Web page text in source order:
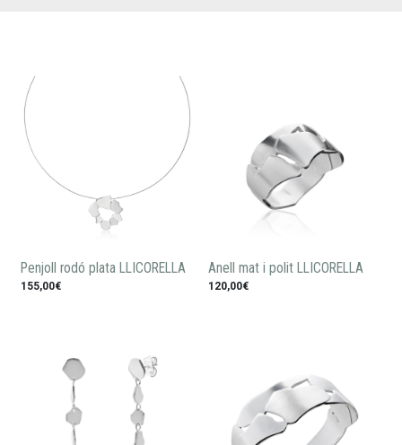
Penjoll rodó plata LLICORELLA
155,00€
Anell mat i polit LLICORELLA
120,00€